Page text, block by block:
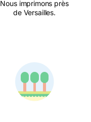
Nous imprimons près
de Versailles.